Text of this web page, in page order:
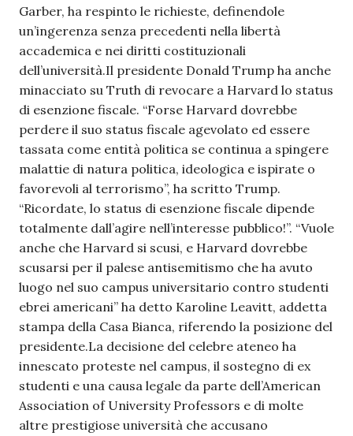
Garber, ha respinto le richieste, definendole
un’ingerenza senza precedenti nella libertà
accademica e nei diritti costituzionali
dell’università.Il presidente Donald Trump ha anche
minacciato su Truth di revocare a Harvard lo status
di esenzione fiscale. “Forse Harvard dovrebbe
perdere il suo status fiscale agevolato ed essere
tassata come entità politica se continua a spingere
malattie di natura politica, ideologica e ispirate o
favorevoli al terrorismo”, ha scritto Trump.
“Ricordate, lo status di esenzione fiscale dipende
totalmente dall’agire nell’interesse pubblico!”. “Vuole
anche che Harvard si scusi, e Harvard dovrebbe
scusarsi per il palese antisemitismo che ha avuto
luogo nel suo campus universitario contro studenti
ebrei americani” ha detto Karoline Leavitt, addetta
stampa della Casa Bianca, riferendo la posizione del
presidente.La decisione del celebre ateneo ha
innescato proteste nel campus, il sostegno di ex
studenti e una causa legale da parte dell’American
Association of University Professors e di molte
altre prestigiose università che accusano